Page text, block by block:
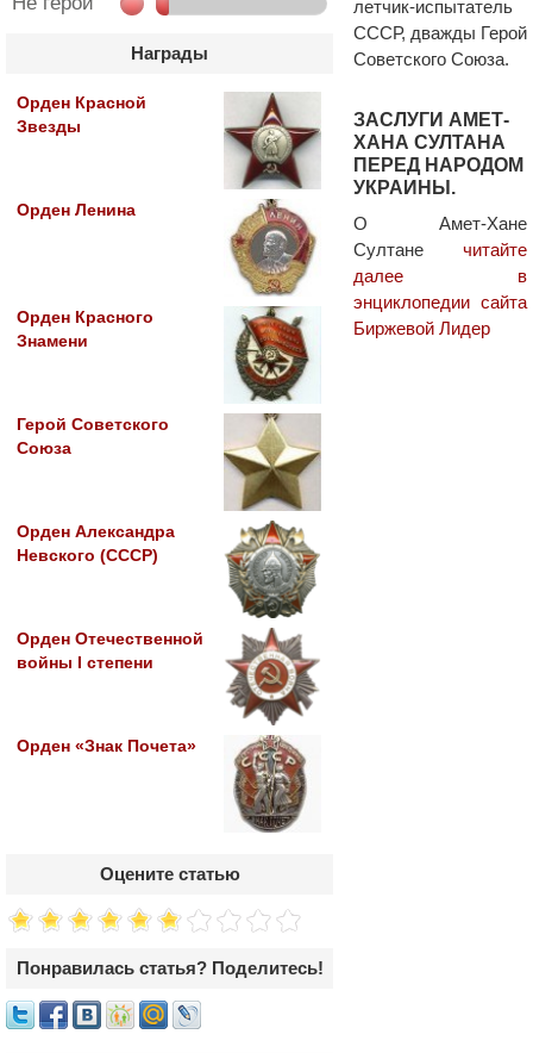
Награды
Орден Красной
Звезды
Орден Ленина
Орден Красного
Знамени
Герой Советского
Союза
Орден Александра
Невского (СССР)
Орден Отечественной
войны I степени
Орден «Знак Почета»
Оцените статью
Понравилась статья? Поделитесь!
летчик-испытатель
СССР, дважды Герой
Советского Союза.
ЗАСЛУГИ АМЕТ-
ХАНА СУЛТАНА
ПЕРЕД НАРОДОМ
УКРАИНЫ.
О Амет-Хане
Султане читайте
далее в
энциклопедии сайта
Биржевой Лидер